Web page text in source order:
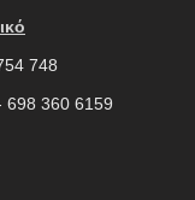
748
698 360 6159